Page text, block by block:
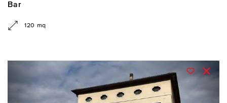
Bar
120 mq